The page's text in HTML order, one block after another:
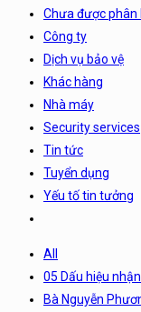
Chưa được phân
Công ty
Dịch vụ bảo vệ
Khác hàng
Nhà máy
Security services
Tin tức
Tuyển dụng
Yếu tố tin tưởng
All
05 Dấu hiệu
Bà Nguyễn